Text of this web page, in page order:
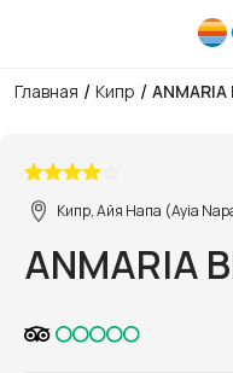
Главная / Кипр / ANMARIA
Кипр, Айя Напа (Ayia
ANMARIA